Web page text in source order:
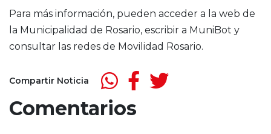
Para más información, pueden acceder a la web de
la Municipalidad de Rosario, escribir a MuniBot y
consultar las redes de Movilidad Rosario.
Compartir Noticia
Comentarios